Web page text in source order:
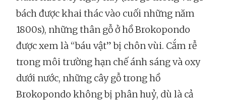
bách được khai thác vào cuối những năm
1800s), những thân gỗ ở hồ Brokopondo
được xem là “báu vật” bị chôn vùi. Cắm rễ
trong môi trường hạn chế ánh sáng và oxy
dưới nước, những cây gỗ trong hồ
Brokopondo không bị phân huỷ, dù là cả